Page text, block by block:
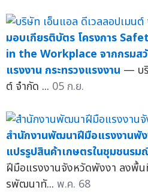
มอบเกียรติบัตร โครงการ
in the Workplace จากกรมส
แรงงาน กระทรวงแรงงาน — บ
ต์ จำกัด ... 05 ก.ย.
สำนักงานพัฒนาฝีมือแรงงานพั
แปรรูปสินค้าเกษตรในชุมชนร
ฝีมือแรงงานจังหวัดพังงา ลงพื้น
รพัฒนาทั... พ.ค. 68